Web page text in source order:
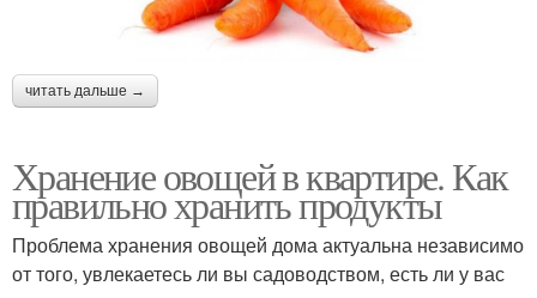
читать дальше →
Хранение овощей в квартире. Как
правильно хранить продукты
Проблема хранения овощей дома актуальна независимо
от того, увлекаетесь ли вы садоводством, есть ли у вас